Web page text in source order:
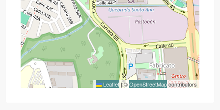
Leaflet |©OpenStreetMapcontributors